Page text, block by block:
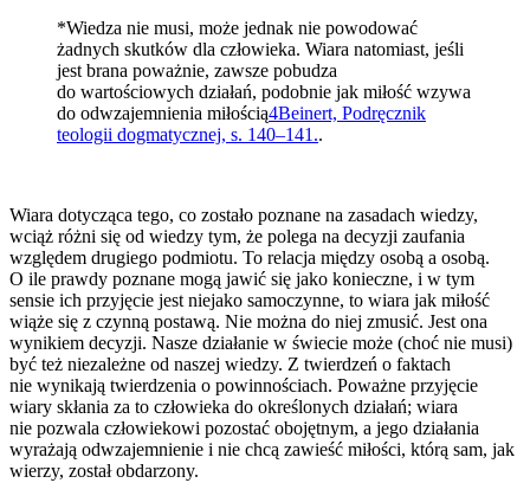
*Wiedza nie musi, może jednak nie powodować
żadnych skutków dla człowieka. Wiara natomiast, jeśli
jest brana poważnie, zawsze pobudza
do wartościowych działań, podobnie jak miłość wzywa
do odwzajemnienia miłością4Beinert, Podręcznik
teologii dogmatycznej, s. 140–141..
Wiara dotycząca tego, co zostało poznane na zasadach wiedzy,
wciąż różni się od wiedzy tym, że polega na decyzji zaufania
względem drugiego podmiotu. To relacja między osobą a osobą.
O ile prawdy poznane mogą jawić się jako konieczne, i w tym
sensie ich przyjęcie jest niejako samoczynne, to wiara jak miłość
wiąże się z czynną postawą. Nie można do niej zmusić. Jest ona
wynikiem decyzji. Nasze działanie w świecie może (choć nie musi)
być też niezależne od naszej wiedzy. Z twierdzeń o faktach
nie wynikają twierdzenia o powinnościach. Poważne przyjęcie
wiary skłania za to człowieka do określonych działań; wiara
nie pozwala człowiekowi pozostać obojętnym, a jego działania
wyrażają odwzajemnienie i nie chcą zawieść miłości, którą sam, jak
wierzy, został obdarzony.